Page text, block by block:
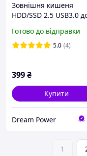
Зовнішня кишеня
HDD/SSD 2.5 USB3.0
Готово до відправки
5.0 (4)
399₴
Купити
Dream Power
1